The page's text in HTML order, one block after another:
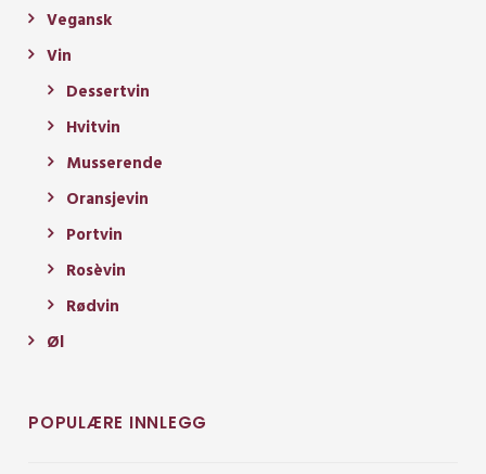
Vegansk
Vin
Dessertvin
Hvitvin
Musserende
Oransjevin
Portvin
Rosèvin
Rødvin
Øl
POPULÆRE INNLEGG